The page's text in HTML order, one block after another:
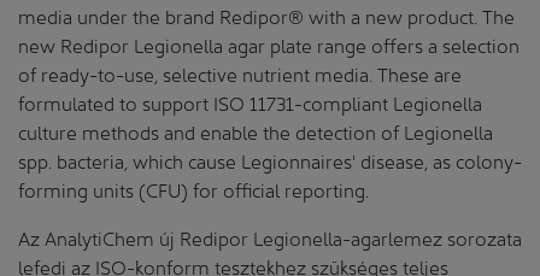
media under the brand Redipor® with a new product. The
new Redipor Legionella agar plate range offers a selection
of ready-to-use, selective nutrient media. These are
formulated to support ISO 11731-compliant Legionella
culture methods and enable the detection of Legionella
spp. bacteria, which cause Legionnaires' disease, as colony-
forming units (CFU) for official reporting.
Az AnalytiChem új Redipor Legionella-agarlemez sorozata
lefedi az ISO-konform tesztekhez szükséges teljes